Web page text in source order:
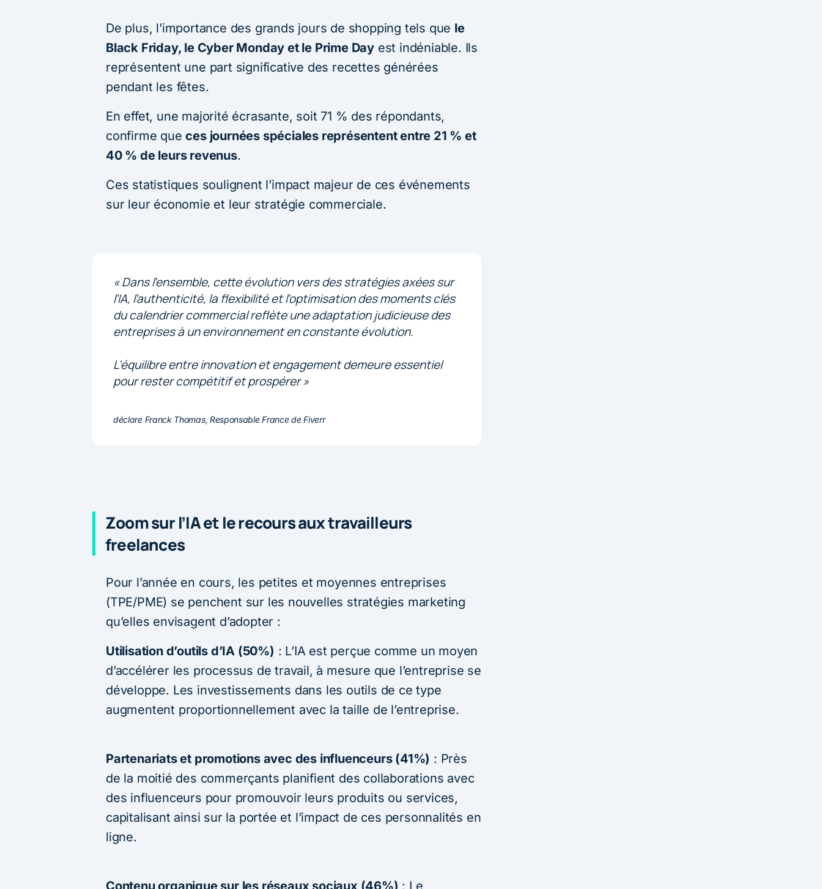
De plus, l’importance des grands jours de shopping tels que le
Black Friday, le Cyber Monday et le Prime Day est indéniable. Ils
représentent une part significative des recettes générées
pendant les fêtes.
En effet, une majorité écrasante, soit 71 % des répondants,
confirme queces journées spéciales représentent entre 21 % et
40 % de leurs revenus.
Ces statistiques soulignent l’impact majeur de ces événements
sur leur économie et leur stratégie commerciale.
« Dans l’ensemble, cette évolution vers des stratégies axées sur
l’IA, l’authenticité, la flexibilité et l’optimisation des moments clés
du calendrier commercial reflète une adaptation judicieuse des
entreprises à un environnement en constante évolution.
L’équilibre entre innovation et engagement demeure essentiel
pour rester compétitif et prospérer »
déclare Franck Thomas, Responsable France de Fiverr
Zoom sur l’IA et le recours aux travailleurs
freelances
Pour l’année en cours, les petites et moyennes entreprises
(TPE/PME) se penchent sur les nouvelles stratégies marketing
qu’elles envisagent d’adopter :
Utilisation d’outils d’IA (50%) : L’IA est perçue comme un moyen
d’accélérer les processus de travail, à mesure que l’entreprise se
développe. Les investissements dans les outils de ce type
augmentent proportionnellement avec la taille de l’entreprise.
Partenariats et promotions avec des influenceurs (41%) : Près
de la moitié des commerçants planifient des collaborations avec
des influenceurs pour promouvoir leurs produits ou services,
capitalisant ainsi sur la portée et l’impact de ces personnalités en
ligne.
Contenu organique sur les réseaux sociaux (46%) : Le